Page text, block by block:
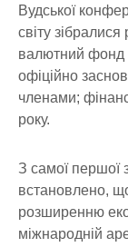
Вудської
світу
валютний фонд
офіційно
членами;
року.
З самої першої
встановлено,
розширенню
міжнародній